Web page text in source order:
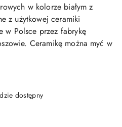
w kolorze białym z
z użytkowej ceramiki
w Polsce przez fabrykę
Ceramikę można myć w
dostępny